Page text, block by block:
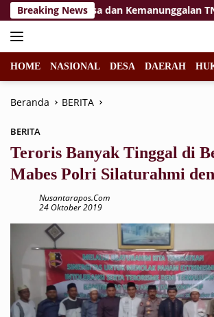
Langsung
ke
konten
Breaking News
Jiwa Korsa dan Kemanunggalan TNI-
HOME NASIONAL DESA DAERAH
Beranda BERITA
BERITA
Teroris Banyak Tinggal di
Mabes Polri Silaturahmi
Nusantarapos.com
24 Oktober 2019